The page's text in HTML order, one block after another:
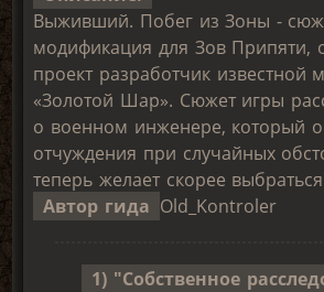
Выживший. Побег из Зоны -
модификация для Зов Припяти,
проект разработчик известной
«Золотой Шар». Сюжет игры
о военном инженере, который
отчуждения при случайных
теперь желает скорее
Автор гида Old_Kontroler
1) "Собственное